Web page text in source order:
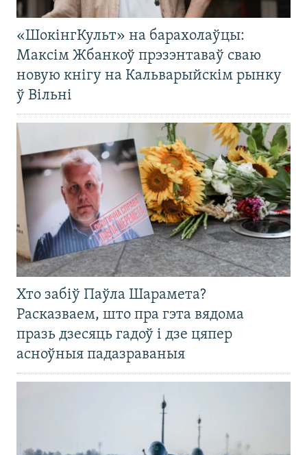
«ШокінгКульт» на барахолаўцы:
Максім Жбанкоў прэзэнтаваў сваю
новую кнігу на Кальварыйскім рынку
ў Вільні
Хто забіў Паўла Шарамета?
Расказваем, што пра гэта вядома
празь дзесяць гадоў і дзе цяпер
асноўныя падазраваныя